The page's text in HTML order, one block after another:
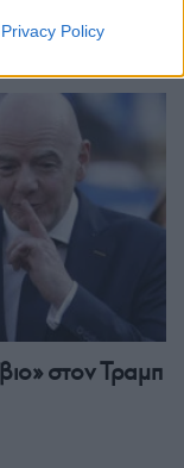
Privacy Policy
στον Τραμπ